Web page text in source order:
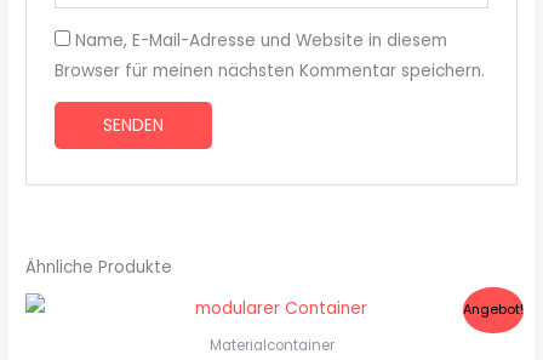
Name, E-Mail-Adresse und Website in diesem
Browser für meinen nächsten Kommentar speichern.
Ähnliche Produkte
Angebot!
Materialcontainer
Ursprünglicher
Preis
war:
Aktueller
Preis